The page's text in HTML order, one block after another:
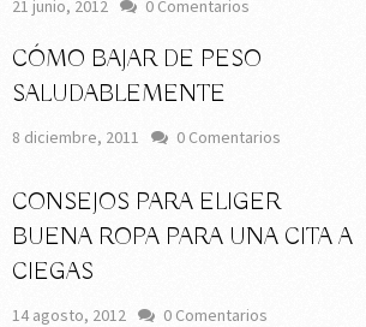
21 junio, 2012 0 Comentarios
CÓMO BAJAR DE PESO
SALUDABLEMENTE
8 diciembre, 2011 0 Comentarios
CONSEJOS PARA ELIGER
BUENA ROPA PARA UNA CITA A
CIEGAS
14 agosto, 2012 0 Comentarios